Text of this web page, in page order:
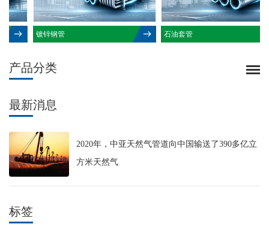
镀锌钢管 石油套管
产品分类
最新消息
2020年，中亚天然气管道向中国输送了390多亿立
方米天然气
标签